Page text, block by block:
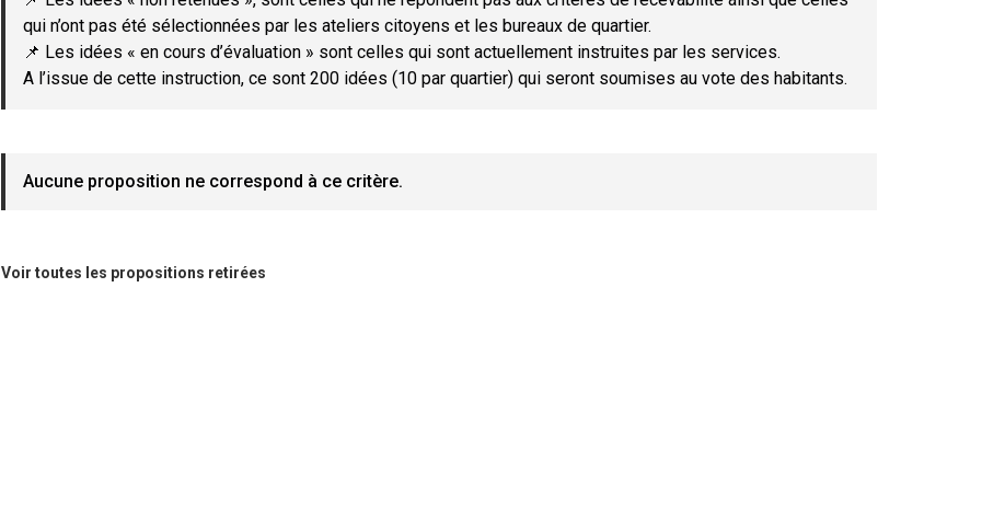
qui n’ont pas été sélectionnées par les ateliers citoyens et les bureaux de quartier.
📌 Les idées « en cours d’évaluation » sont celles qui sont actuellement instruites par les services.
A l’issue de cette instruction, ce sont 200 idées (10 par quartier) qui seront soumises au vote des habitants.
Aucune proposition ne correspond à ce critère.
Voir toutes les propositions retirées